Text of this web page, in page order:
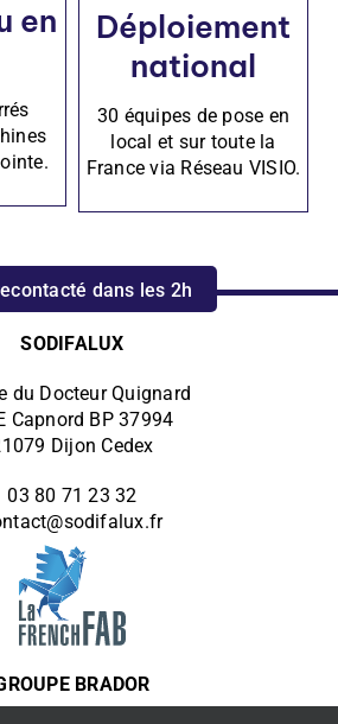
en
Déploiement
national
30 équipes de pose en
local et sur toute la
France via Réseau VISIO.
dans les 2h
SODIFALUX
du Docteur Quignard
Capnord BP 37994
Dijon Cedex
03 80 71 23 32
BRADOR